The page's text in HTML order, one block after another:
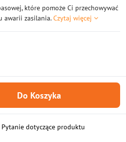
które pomoże Ci przechowywać
awarii zasilania.Czytaj więcej
Do Koszyka
Pytanie dotyczące produktu